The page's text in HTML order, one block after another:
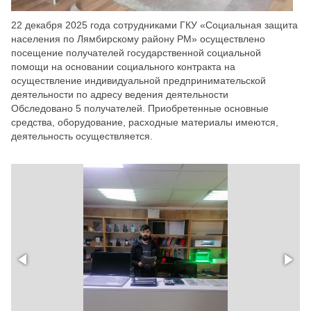
22 декабря 2025 года сотрудниками ГКУ «Социальная защита
населения по Лямбирскому району РМ» осуществлено
посещение получателей государственной социальной
помощи на основании социального контракта на
осуществление индивидуальной предпринимательской
деятельности по адресу ведения деятельности
Обследовано 5 получателей. Приобретенные основные
средства, оборудование, расходные материалы имеются,
деятельность осуществляется.